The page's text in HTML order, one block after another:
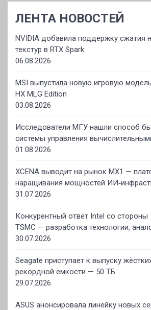
ЛЕНТА НОВОСТЕЙ
NVIDIA добавила поддержку сжатия
текстур в RTX Spark
06.08.2026
MSI выпустила новую игровую
HX MLG Edition
03.08.2026
Исследователи МГУ нашли способ
системы управления
01.08.2026
XCENA выводит на рынок MX1 —
наращивания мощностей
31.07.2026
Конкурентный ответ Intel со стороны
TSMC — разработка технологии,
30.07.2026
Seagate приступает к выпуску
рекордной ёмкости — 50 ТБ
29.07.2026
ASUS анонсировала линейку новых